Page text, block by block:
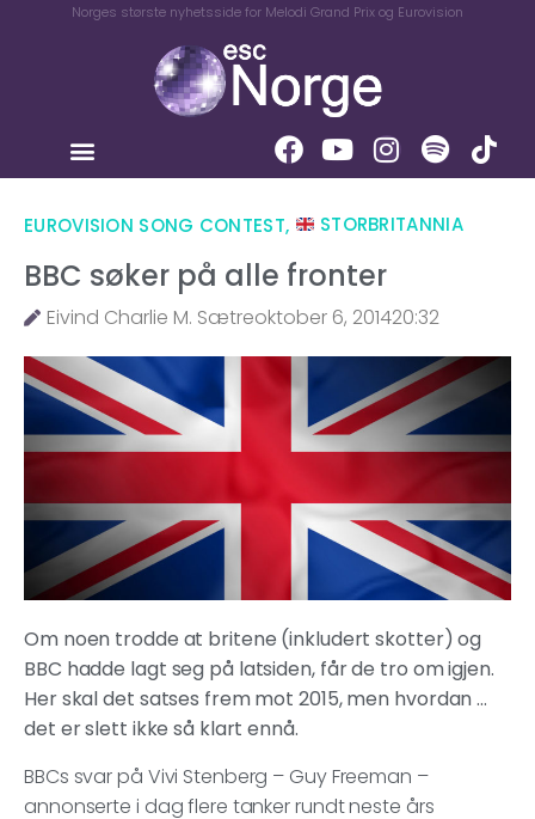
Norges største nyhetsside for Melodi Grand Prix og Eurovision
EUROVISION SONG CONTEST, STORBRITANNIA
BBC søker på alle fronter
Eivind Charlie M. Sætreoktober 6, 201420:32
Om noen trodde at britene (inkludert skotter) og
BBC hadde lagt seg på latsiden, får de tro om igjen.
Her skal det satses frem mot 2015, men hvordan …
det er slett ikke så klart ennå.
BBCs svar på Vivi Stenberg – Guy Freeman –
annonserte i dag flere tanker rundt neste års